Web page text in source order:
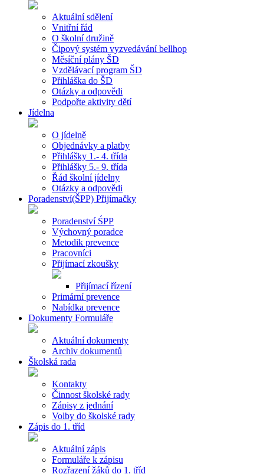
Aktuální sdělení
Vnitřní řád
O školní družině
Čipový systém vyzvedávání bellhop
Měsíční plány ŠD
Vzdělávací program ŠD
Přihláška do ŠD
Otázky a odpovědi
Podpořte aktivity dětí
Jídelna
O jídelně
Objednávky a platby
Přihlášky 1.- 4. třída
Přihlášky 5.- 9. třída
Řád školní jídelny
Otázky a odpovědi
Poradenství(ŠPP) Přijímačky
Poradenství ŚPP
Výchovný poradce
Metodik prevence
Pracovníci
Přijímací zkoušky
Přijímací řízení
Primární prevence
Nabídka prevence
Dokumenty Formuláře
Aktuální dokumenty
Archiv dokumentů
Školská rada
Kontakty
Činnost školské rady
Zápisy z jednání
Volby do školské rady
Zápis do 1. tříd
Aktuální zápis
Formuláře k zápisu
Rozřazení žáků do 1. tříd